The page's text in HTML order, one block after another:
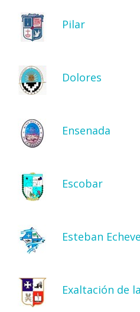
Pilar
Dolores
Ensenada
Escobar
Esteban
Exaltación de